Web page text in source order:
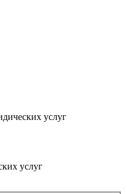
услуг
услуг